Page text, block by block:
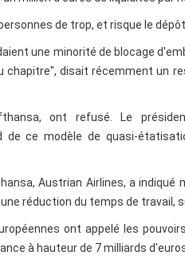
de trop, et risque le
une minorité de blocage
disait récemment un
ont refusé. Le
de ce modèle de quasi-
Austrian Airlines, a
réduction du temps de travail,
ont appelé les
à hauteur de 7 milliards